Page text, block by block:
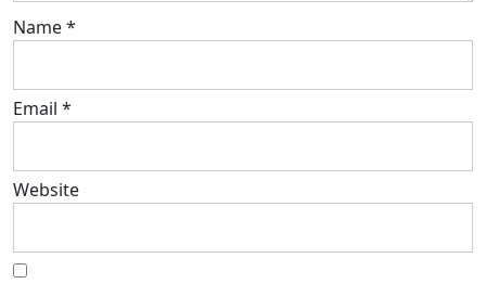
Name*
Email *
Website